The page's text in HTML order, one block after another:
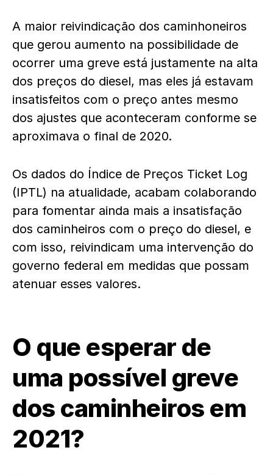
A maior reivindicação dos caminhoneiros
que gerou aumento na possibilidade de
ocorrer uma greve está justamente na alta
dos preços do diesel, mas eles já estavam
insatisfeitos com o preço antes mesmo
dos ajustes que aconteceram conforme se
aproximava o final de 2020.
Os dados do Índice de Preços Ticket Log
(IPTL) na atualidade, acabam colaborando
para fomentar ainda mais a insatisfação
dos caminheiros com o preço do diesel, e
com isso, reivindicam uma intervenção do
governo federal em medidas que possam
atenuar esses valores.
O que esperar de
uma possível greve
dos caminheiros em
2021?